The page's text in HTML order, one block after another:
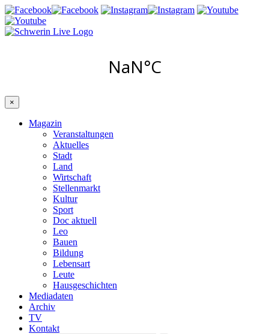
×
Magazin
Veranstaltungen
Aktuelles
Stadt
Land
Wirtschaft
Stellenmarkt
Kultur
Sport
Doc aktuell
Leo
Bauen
Bildung
Lebensart
Leute
Hausgeschichten
Mediadaten
Archiv
TV
Kontakt